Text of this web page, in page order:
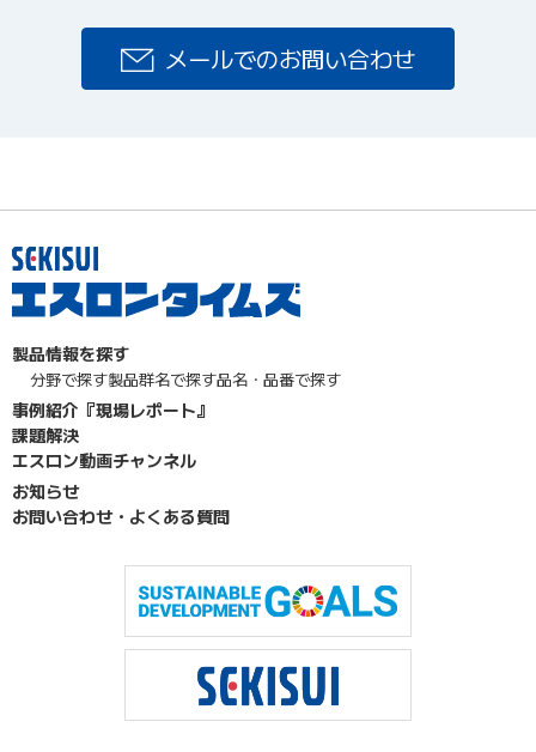
メールでのお問い合わせ
製品情報を探す
分野で探す製品群名で探す品名・品番で探す
事例紹介『現場レポート』
課題解決
エスロン動画チャンネル
お知らせ
お問い合わせ・よくある質問